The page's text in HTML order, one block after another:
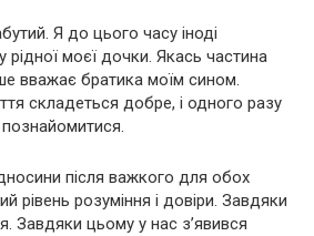
Я до цього часу іноді
рідної моєї дочки. Якась частина
вважає братика моїм сином.
складеться добре, і одного разу
після важкого для обох
рівень розуміння і довіри. Завдяки
Завдяки цьому у нас з’явився